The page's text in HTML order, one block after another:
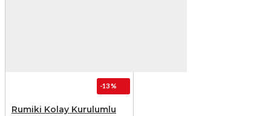
-13 %
Rumiki Kolay Kurulumlu